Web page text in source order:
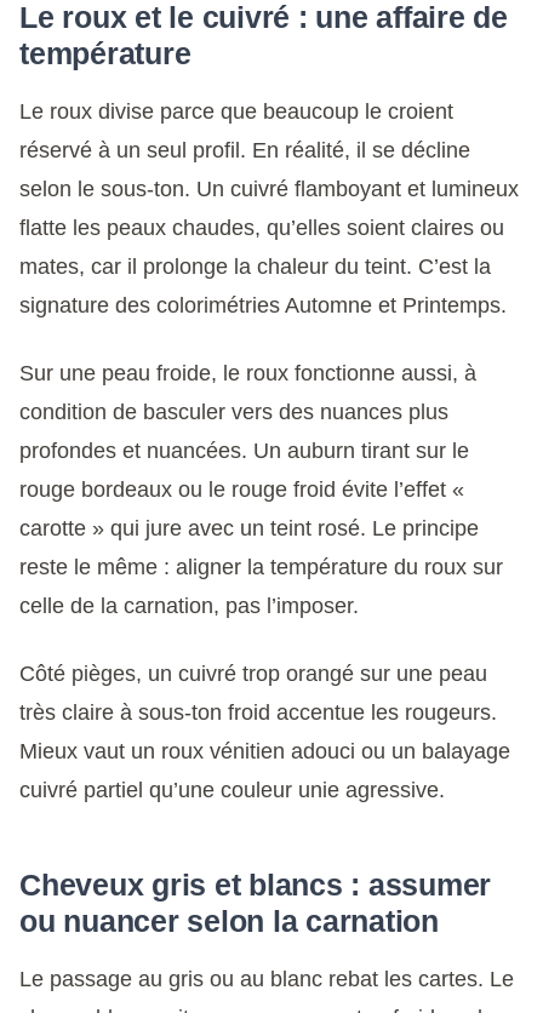
Le roux et le cuivré : une affaire de
température
Le roux divise parce que beaucoup le croient
réservé à un seul profil. En réalité, il se décline
selon le sous-ton. Un cuivré flamboyant et lumineux
flatte les peaux chaudes, qu’elles soient claires ou
mates, car il prolonge la chaleur du teint. C’est la
signature des colorimétries Automne et Printemps.
Sur une peau froide, le roux fonctionne aussi, à
condition de basculer vers des nuances plus
profondes et nuancées. Un auburn tirant sur le
rouge bordeaux ou le rouge froid évite l’effet «
carotte » qui jure avec un teint rosé. Le principe
reste le même : aligner la température du roux sur
celle de la carnation, pas l’imposer.
Côté pièges, un cuivré trop orangé sur une peau
très claire à sous-ton froid accentue les rougeurs.
Mieux vaut un roux vénitien adouci ou un balayage
cuivré partiel qu’une couleur unie agressive.
Cheveux gris et blancs : assumer
ou nuancer selon la carnation
Le passage au gris ou au blanc rebat les cartes. Le